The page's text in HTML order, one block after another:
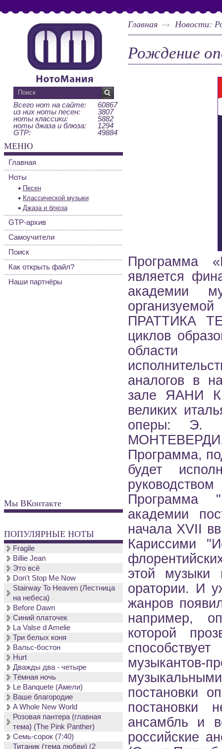
Главная Новости:
Рождение
Программа
является
академии
ПРАТТИКА
циклов
области
аналогов в
зале ЯАНИ
великих
оперы: Э.
Программа,
будет
Программа
академии
начала XVII
Кариссими
этой музыки
оратории. И
жанров
например,
которой
музыкантов-
постановки
постановки
ансамбль и
российские
Всего нот на сайте:
60867
из них ноты песен:
3807
ноты классики:
5882
ноты джаза и блюза:
1294
GTP:
49884
МЕНЮ
Главная
Ноты
Песен
Классической музыки
Джаза и блюза
GTP-архив
Самоучители
Поиск
Как открыть файл?
Наши партнёры
Мы ВКонтакте
ПОПУЛЯРНЫЕ НОТЫ
Fragile
Billie Jean
Это всё
Don't Stop Me Now
Stairway To Heaven (Лестница
на небеса)
Before Dawn
Синий платочек
La Valse d Amelie
Три белых коня
Вальс-бостон
Hurt
Дважды два - четыре
Тёмная ночь
Le Banquete (Амели)
Ваше благородие
A Whole New World
Розовая пантера (главная
тема) (The Pink Panther)
Семь-сорок (7:40)
Титаник (тема любви) (2